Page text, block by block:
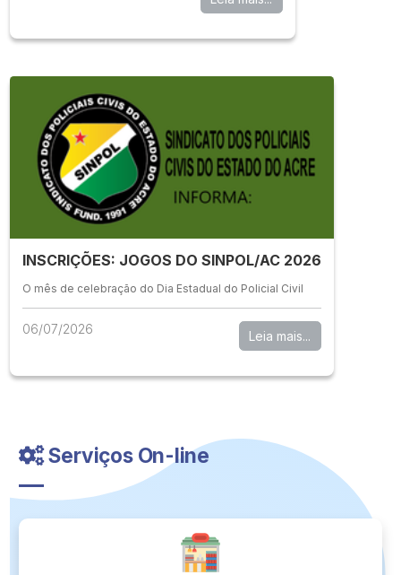
INSCRIÇÕES: JOGOS DO SINPOL/AC 2026
O mês de celebração do Dia Estadual do Policial Civil
06/07/2026 Leia mais...
Serviços On-line